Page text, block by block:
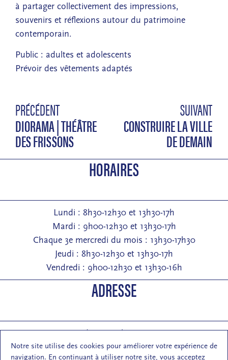
Notre site utilise des cookies pour améliorer votre expérience de
navigation. En continuant à utiliser notre site, vous acceptez
à partager collectivement des impressions,
souvenirs et réflexions autour du patrimoine
contemporain.
Public : adultes et adolescents
Prévoir des vêtements adaptés
PRÉCÉDENT
DIORAMA | THÉÂTRE
DES FRISSONS
SUIVANT
CONSTRUIRE LA VILLE
DE DEMAIN
HORAIRES
Lundi : 8h30-12h30 et 13h30-17h
Mardi : 9h00-12h30 et 13h30-17h
Chaque 3e mercredi du mois : 13h30-17h30
Jeudi : 8h30-12h30 et 13h30-17h
Vendredi : 9h00-12h30 et 13h30-16h
ADRESSE
Entrée : 2 rue de Pontarlier 25000 Besançon
Courrier : 1 rue des Martelots 25000 Besançon